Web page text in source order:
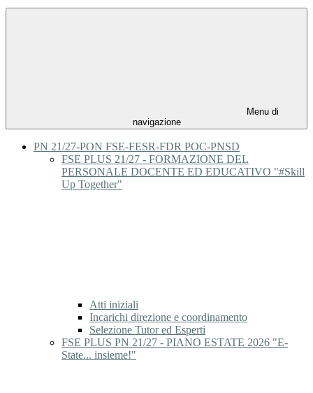
Menu di
navigazione
PN 21/27-PON FSE-FESR-FDR POC-PNSD
FSE PLUS 21/27 - FORMAZIONE DEL
PERSONALE DOCENTE ED EDUCATIVO "#Skill
Up Together"
Atti iniziali
Incarichi direzione e coordinamento
Selezione Tutor ed Esperti
FSE PLUS PN 21/27 - PIANO ESTATE 2026 "E-
State... insieme!"